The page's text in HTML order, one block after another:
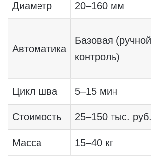
Диаметр 20–160 мм
Автоматика
Базовая (ручной
контроль)
Цикл шва 5–15 мин
Стоимость 25–150 тыс. руб.
Масса 15–40 кг